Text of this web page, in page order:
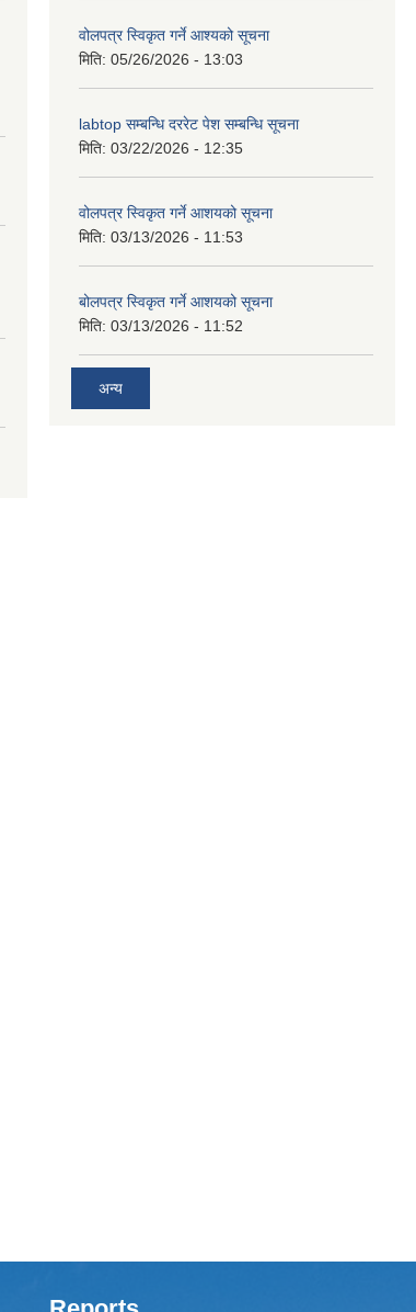
वोलपत्र स्विकृत गर्ने आश्यको सूचना
मिति: 05/26/2026 - 13:03
labtop सम्बन्धि दररेट पेश सम्बन्धि सूचना
मिति: 03/22/2026 - 12:35
वोलपत्र स्विकृत गर्ने आशयको सूचना
मिति: 03/13/2026 - 11:53
बोलपत्र स्विकृत गर्ने आशयको सूचना
मिति: 03/13/2026 - 11:52
अन्य